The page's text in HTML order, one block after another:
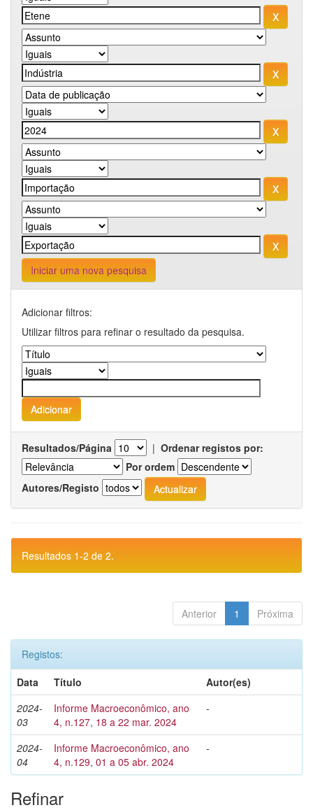
Iniciar uma nova pesquisa
Adicionar filtros:
Utilizar filtros para refinar o resultado da pesquisa.
Resultados/Página | Ordenar registos por:
Por ordem
Autores/Registo
Resultados 1-2 de 2.
Anterior 1 Próxima
Registos:
Data
Título
Autor(es)
2024-
03
Informe Macroeconômico, ano
4, n.127, 18 a 22 mar. 2024
-
2024-
04
Informe Macroeconômico, ano
4, n.129, 01 a 05 abr. 2024
-
Refinar